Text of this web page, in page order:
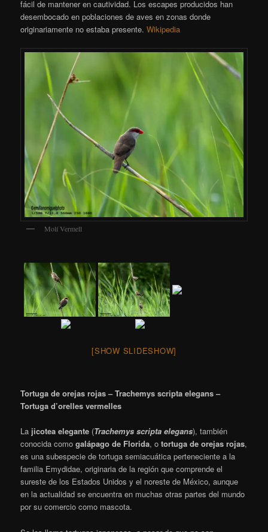
fácil de mantener en cautividad. Los escapes producidos han
desembocado en poblaciones de aves en zonas donde
originariamente no estaba presente.Wikipedia
Molí Vermell
[SHOW SLIDESHOW]
Tortuga de orejas rojas – Trachemys scripta elegans –
Tortuga d’orelles vermelles
La jicotea elegante ​ (Trachemys scripta elegans), también
conocida comogalápago de Florida, ​ otortuga de orejas rojas,
es una subespecie de tortuga semiacuática perteneciente a la
familia Emydidae, originaria de la región que comprende el
sureste de los Estados Unidos y el noreste de México, aunque
en la actualidad se encuentra en muchas otras partes del mundo
por su comercio como mascota.